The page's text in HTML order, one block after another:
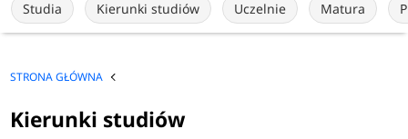
Studia Kierunki studiów Uczelnie Matura
STRONA GŁÓWNA
Kierunki studiów